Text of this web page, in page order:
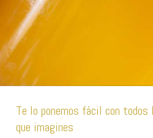
Te lo ponemos fácil con
que imagines